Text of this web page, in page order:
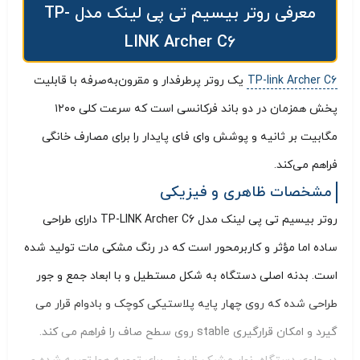
معرفی روتر بیسیم تی پی لینک مدل TP-
LINK Archer C6
TP-link Archer C6 یک روتر پرطرفدار و مقرون‌به‌صرفه با قابلیت
پخش همزمان در دو باند فرکانسی است که سرعت کلی ۱۲۰۰
مگابیت بر ثانیه و پوشش وای‌ فای پایدار را برای مصارف خانگی
فراهم می‌کند.
مشخصات ظاهری و فیزیکی
روتر بیسیم تی پی لینک مدل TP-LINK Archer C6 دارای طراحی
ساده اما مؤثر و کاربرمحور است که در رنگ مشکی مات تولید شده
است. بدنه اصلی دستگاه به شکل مستطیل و با ابعاد جمع و جور
طراحی شده که روی چهار پایه پلاستیکی کوچک و بادوام قرار می
گیرد و امکان قرارگیری stable روی سطح صاف را فراهم می کند.